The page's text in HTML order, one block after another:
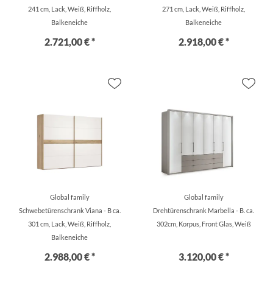
241 cm, Lack, Weiß, Riffholz,
Balkeneiche
2.721,00 € *
271 cm, Lack, Weiß, Riffholz,
Balkeneiche
2.918,00 € *
Global family
Schwebetürenschrank Viana - B ca.
301 cm, Lack, Weiß, Riffholz,
Balkeneiche
2.988,00 € *
Global family
Drehtürenschrank Marbella - B. ca.
302cm, Korpus, Front Glas, Weiß
3.120,00 € *